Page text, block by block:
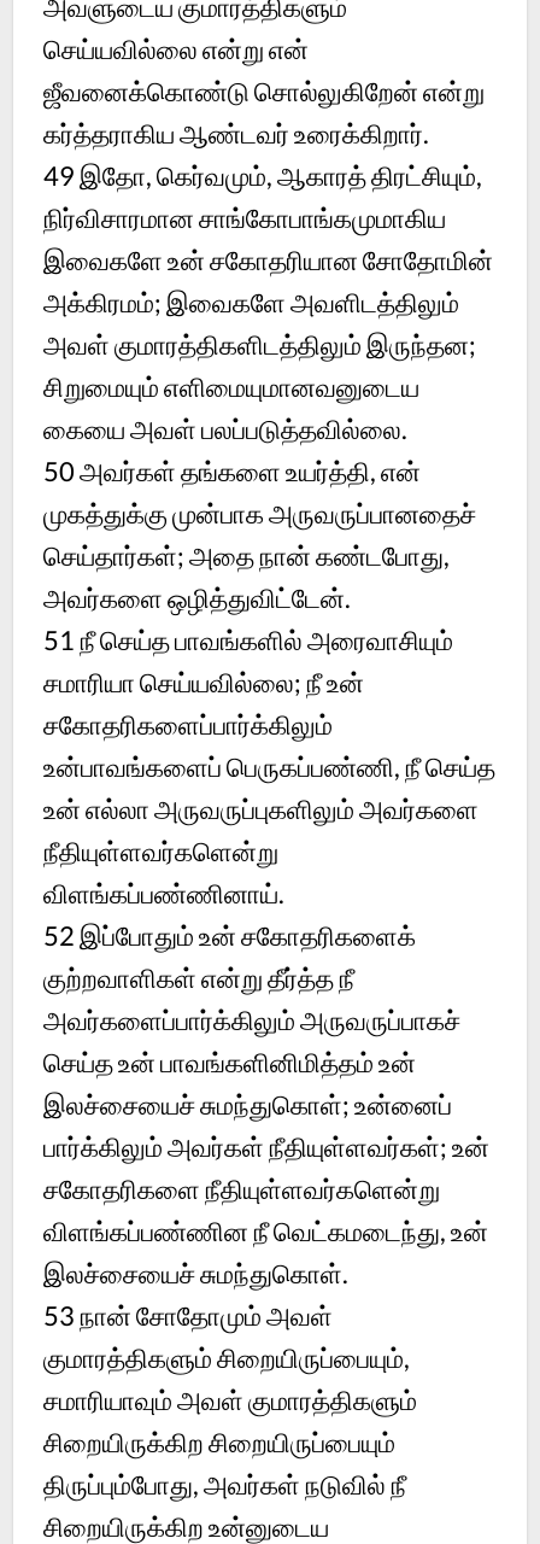
அவளுடைய குமாரத்திகளும்
செய்யவில்லை என்று என்
ஜீவனைக்கொண்டு சொல்லுகிறேன் என்று
கர்த்தராகிய ஆண்டவர் உரைக்கிறார்.
49 இதோ, கெர்வமும், ஆகாரத் திரட்சியும்,
நிர்விசாரமான சாங்கோபாங்கமுமாகிய
இவைகளே உன் சகோதரியான சோதோமின்
அக்கிரமம்; இவைகளே அவளிடத்திலும்
அவள் குமாரத்திகளிடத்திலும் இருந்தன;
சிறுமையும் எளிமையுமானவனுடைய
கையை அவள் பலப்படுத்தவில்லை.
50 அவர்கள் தங்களை உயர்த்தி, என்
முகத்துக்கு முன்பாக அருவருப்பானதைச்
செய்தார்கள்; அதை நான் கண்டபோது,
அவர்களை ஒழித்துவிட்டேன்.
51 நீ செய்த பாவங்களில் அரைவாசியும்
சமாரியா செய்யவில்லை; நீ உன்
சகோதரிகளைப்பார்க்கிலும்
உன்பாவங்களைப் பெருகப்பண்ணி, நீ செய்த
உன் எல்லா அருவருப்புகளிலும் அவர்களை
நீதியுள்ளவர்களென்று
விளங்கப்பண்ணினாய்.
52 இப்போதும் உன் சகோதரிகளைக்
குற்றவாளிகள் என்று தீர்த்த நீ
அவர்களைப்பார்க்கிலும் அருவருப்பாகச்
செய்த உன் பாவங்களினிமித்தம் உன்
இலச்சையைச் சுமந்துகொள்; உன்னைப்
பார்க்கிலும் அவர்கள் நீதியுள்ளவர்கள்; உன்
சகோதரிகளை நீதியுள்ளவர்களென்று
விளங்கப்பண்ணின நீ வெட்கமடைந்து, உன்
இலச்சையைச் சுமந்துகொள்.
53 நான் சோதோமும் அவள்
குமாரத்திகளும் சிறையிருப்பையும்,
சமாரியாவும் அவள் குமாரத்திகளும்
சிறையிருக்கிற சிறையிருப்பையும்
திருப்பும்போது, அவர்கள் நடுவில் நீ
சிறையிருக்கிற உன்னுடைய